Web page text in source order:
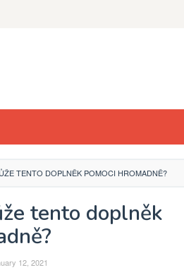
TENTO DOPLNĚK POMOCI HROMADNĚ?
tento doplněk
12, 2021